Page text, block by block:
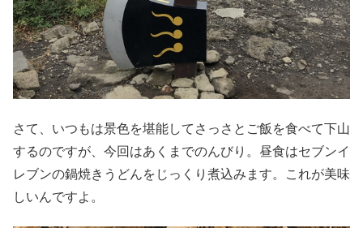
さて、いつもは景色を堪能してさっさとご飯を食べて下山
するのですが、今回はあくまでのんびり。昼食はセブンイ
レブンの鍋焼きうどんをじっくり煮込みます。これが美味
しいんですよ。